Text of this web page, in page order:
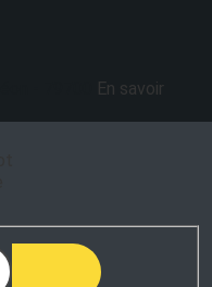
En savoir